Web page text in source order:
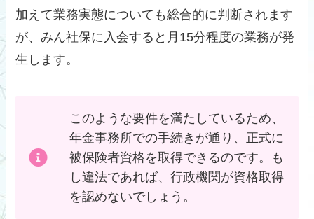
加えて業務実態についても総合的に判断されます
が、みん社保に入会すると月15分程度の業務が発
生します。
このような要件を満たしているため、
年金事務所での手続きが通り、正式に
被保険者資格を取得できるのです。も
し違法であれば、行政機関が資格取得
を認めないでしょう。